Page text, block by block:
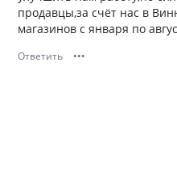
продавцы,за счёт нас в
магазинов с января по
Ответить •••